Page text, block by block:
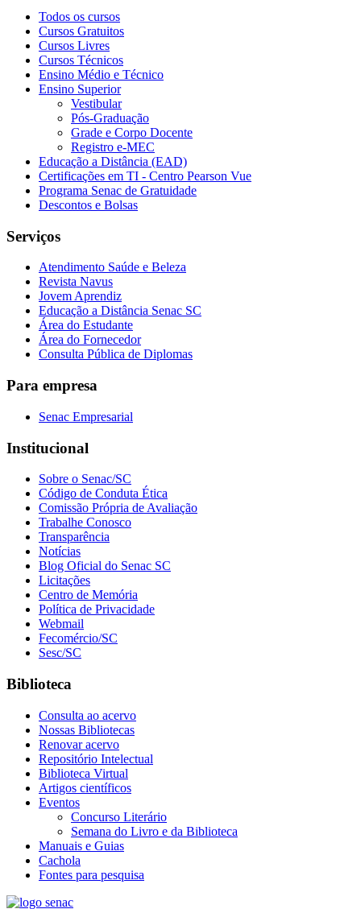
Todos os cursos
Cursos Gratuitos
Cursos Livres
Cursos Técnicos
Ensino Médio e Técnico
Ensino Superior
Vestibular
Pós-Graduação
Grade e Corpo Docente
Registro e-MEC
Educação a Distância (EAD)
Certificações em TI - Centro Pearson Vue
Programa Senac de Gratuidade
Descontos e Bolsas
Serviços
Atendimento Saúde e Beleza
Revista Navus
Jovem Aprendiz
Educação a Distância Senac SC
Área do Estudante
Área do Fornecedor
Consulta Pública de Diplomas
Para empresa
Senac Empresarial
Institucional
Sobre o Senac/SC
Código de Conduta Ética
Comissão Própria de Avaliação
Trabalhe Conosco
Transparência
Notícias
Blog Oficial do Senac SC
Licitações
Centro de Memória
Política de Privacidade
Webmail
Fecomércio/SC
Sesc/SC
Biblioteca
Consulta ao acervo
Nossas Bibliotecas
Renovar acervo
Repositório Intelectual
Biblioteca Virtual
Artigos científicos
Eventos
Concurso Literário
Semana do Livro e da Biblioteca
Manuais e Guias
Cachola
Fontes para pesquisa